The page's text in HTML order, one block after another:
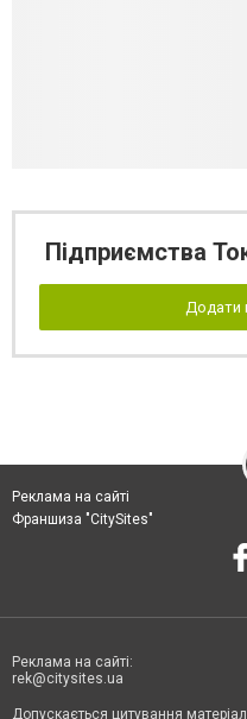
Підприємства
Додати
Реклама на сайті
Франшиза "CitySites"
Реклама на сайті:
rek@citysites.ua
Допускається цитування